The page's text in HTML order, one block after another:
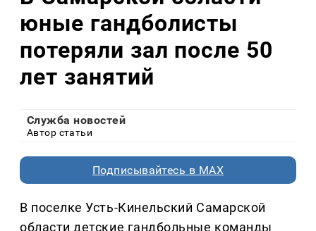
юные гандболисты
потеряли зал после 50
лет занятий
Служба новостей
Автор статьи
Подписывайтесь в MAX
В поселке Усть-Кинельский Самарской
области детские гандбольные команды